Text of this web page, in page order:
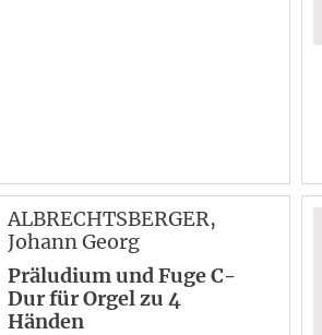
ALBRECHTSBERGER,
Johann Georg
Präludium und Fuge C-
Dur für Orgel zu 4
Händen